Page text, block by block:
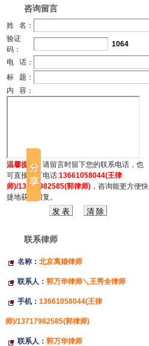
咨询留言
姓 名：
验证
码：
1064
电 话：
标 题：
内 容：
温馨提示： 请留言时留下您的联系电话，也
可直接拔打电话:13661058044(王律
师)/13717982585(郭律师)，咨询能更方便快
捷地获得回复。
联系律师
名称： 北京离婚律师
联系人： 郭万华律师＼王秀全律师
手机： 13661058044(王律
师)/13717982585(郭律师)
联系人： 郭万华律师